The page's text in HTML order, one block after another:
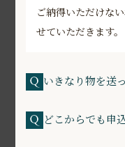
ご納得いただけな
せていただきます。
いきなり物を送
どこからでも申